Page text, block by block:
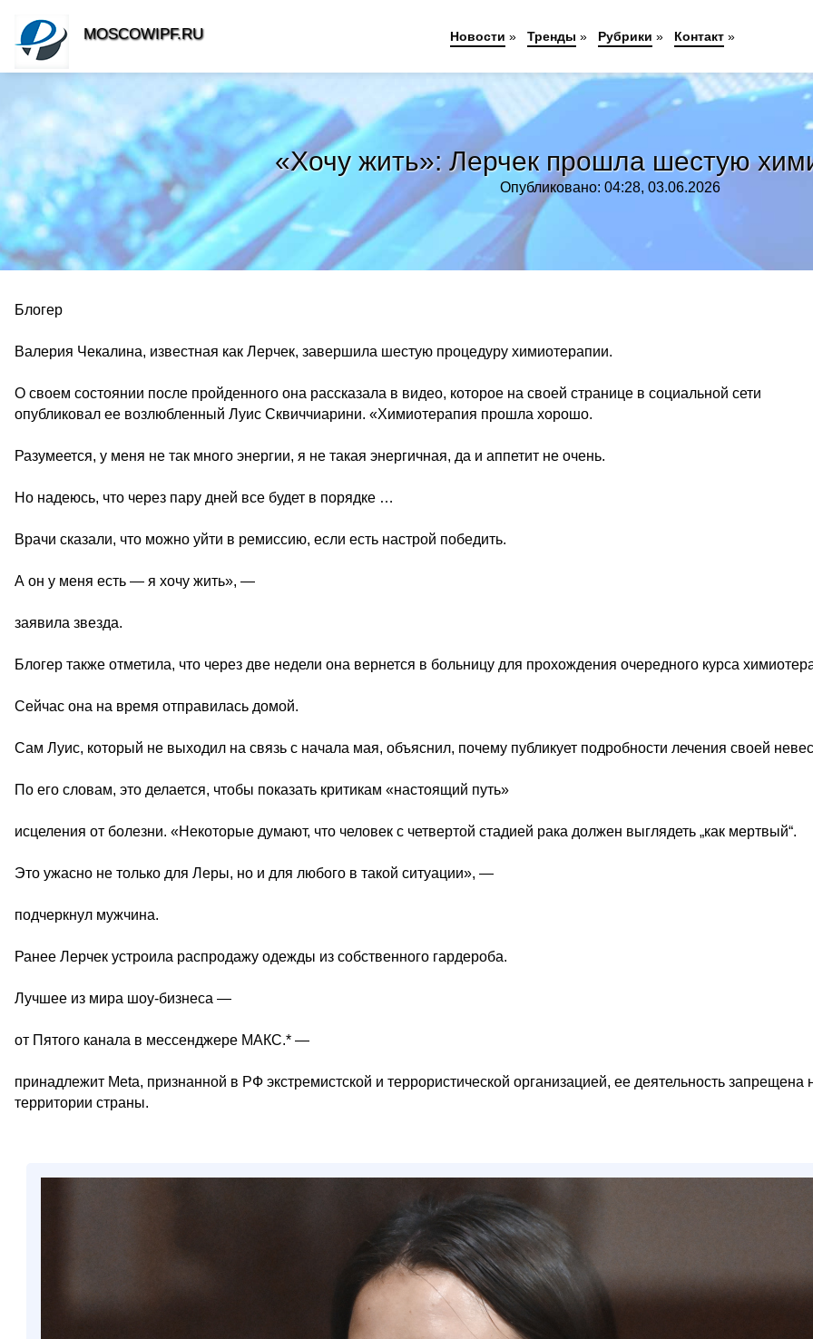
«Хочу жить»: Лерчек прошла шестую
Опубликовано: 04:28, 03.06.2026
Блогер
Валерия Чекалина, известная как Лерчек, завершила шестую процедуру химиотерапии.
О своем состоянии после пройденного она рассказала в видео, которое на своей странице в социальной сети
опубликовал ее возлюбленный Луис Сквиччиарини. «Химиотерапия прошла хорошо.
Разумеется, у меня не так много энергии, я не такая энергичная, да и аппетит не очень.
Но надеюсь, что через пару дней все будет в порядке …
Врачи сказали, что можно уйти в ремиссию, если есть настрой победить.
А он у меня есть — я хочу жить», —
заявила звезда.
Блогер также отметила, что через две недели она вернется в больницу для прохождения очередного курса
Сейчас она на время отправилась домой.
Сам Луис, который не выходил на связь с начала мая, объяснил, почему публикует подробности лечения своей
По его словам, это делается, чтобы показать критикам «настоящий путь»
исцеления от болезни. «Некоторые думают, что человек с четвертой стадией рака должен выглядеть „как мертвый“.
Это ужасно не только для Леры, но и для любого в такой ситуации», —
подчеркнул мужчина.
Ранее Лерчек устроила распродажу одежды из собственного гардероба.
Лучшее из мира шоу-бизнеса —
от Пятого канала в мессенджере МАКС.* —
принадлежит Meta, признанной в РФ экстремистской и террористической организацией, ее деятельность запрещена
территории страны.
MOSCOWIPF.RU Новости » Тренды » Рубрики » Контакт »